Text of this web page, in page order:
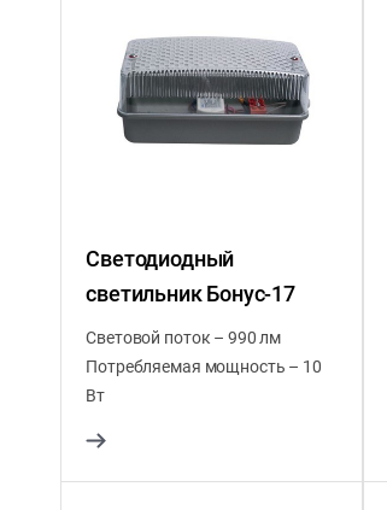
Светодиодный
светильник Бонус-17
Световой поток – 990 лм
Потребляемая мощность – 10
Вт